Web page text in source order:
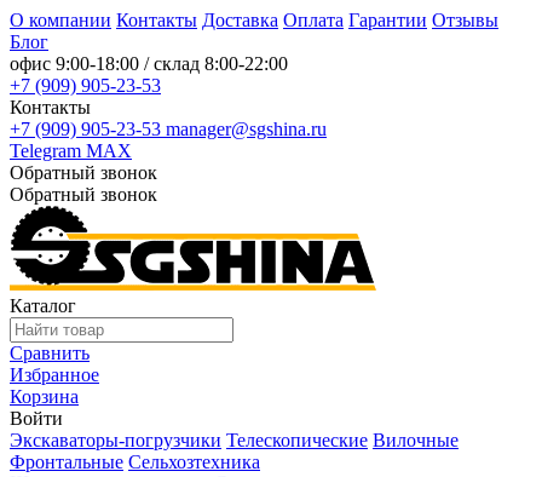
О компании Контакты Доставка Оплата Гарантии Отзывы
Блог
офис 9:00-18:00 / склад 8:00-22:00
+7 (909) 905-23-53
Контакты
+7 (909) 905-23-53 manager@sgshina.ru
Telegram MAX
Обратный звонок
Обратный звонок
Каталог
Сравнить
Избранное
Корзина
Войти
Экскаваторы-погрузчики Телескопические Вилочные
Фронтальные Сельхозтехника